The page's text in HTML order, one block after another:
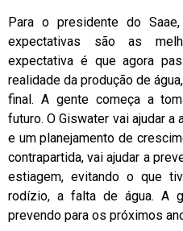
Para o presidente do
expectativas são as
expectativa é que agora
realidade da produção de
final. A gente começa a
futuro. O Giswater vai ajudar
e um planejamento de
contrapartida, vai ajudar a
estiagem, evitando o que
rodízio, a falta de água. A
prevendo para os próximos